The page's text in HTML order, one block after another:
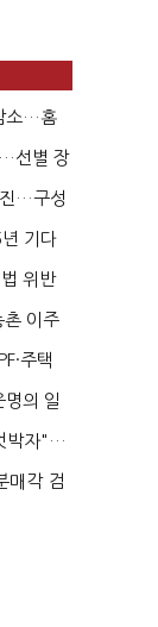
소…홈
…선별 장
진…구성
기다
위반
이주
주택
의 일
박자"…
매각 검